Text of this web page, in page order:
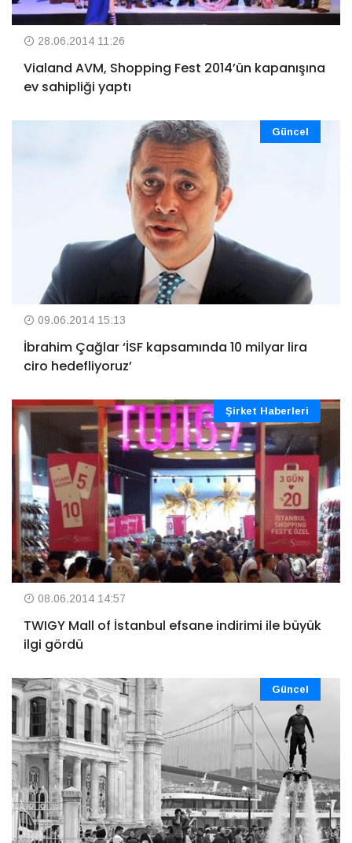
28.06.2014 11:26
Vialand AVM, Shopping Fest 2014’ün kapanışına
ev sahipliği yaptı
Güncel
09.06.2014 15:13
İbrahim Çağlar ‘İSF kapsamında 10 milyar lira
ciro hedefliyoruz’
Şirket Haberleri
08.06.2014 14:57
TWIGY Mall of İstanbul efsane indirimi ile büyük
ilgi gördü
Güncel